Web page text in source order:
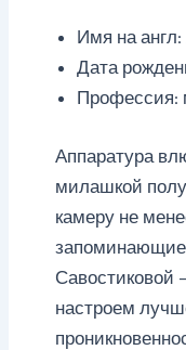
Имя на
Дата
Профессия:
Аппаратура
милашкой
камеру не
Савостиковой
настроем